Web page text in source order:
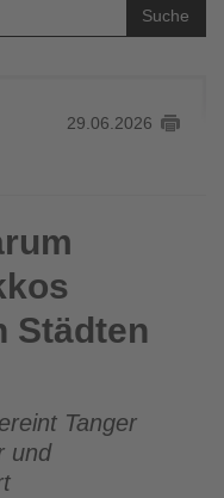
Suche
29.06.2026
Städten
Tanger
und